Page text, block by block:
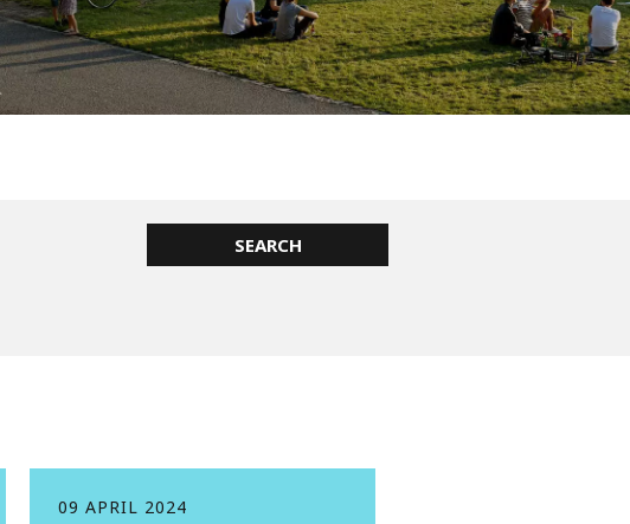
OFIS
SEDE BENELUX
VEOLIA AGRICULTURE
WATER TECHNOLOGIES
09 APRIL 2024